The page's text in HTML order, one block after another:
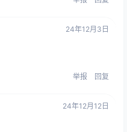
24年12月3日
举报 回复
24年12月12日